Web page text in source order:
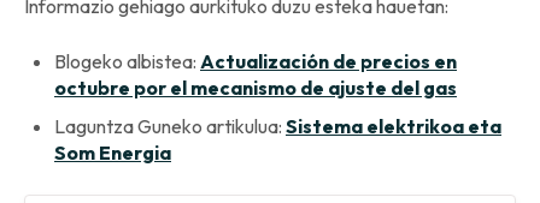
Informazio gehiago aurkituko duzu esteka hauetan:
Blogeko albistea: Actualización de precios en
octubre por el mecanismo de ajuste del gas
Laguntza Guneko artikulua: Sistema elektrikoa eta
Som Energia